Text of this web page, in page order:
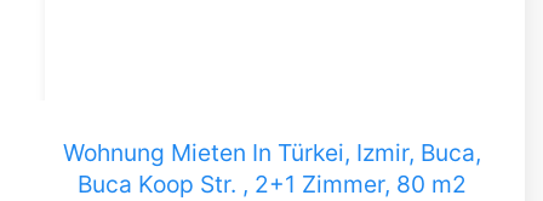
Wohnung Mieten In Türkei, Izmir, Buca,
Buca Koop Str. , 2+1 Zimmer, 80 m2